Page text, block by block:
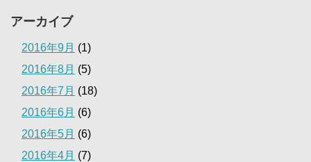
アーカイブ
2016年9月 (1)
2016年8月 (5)
2016年7月 (18)
2016年6月 (6)
2016年5月 (6)
2016年4月 (7)